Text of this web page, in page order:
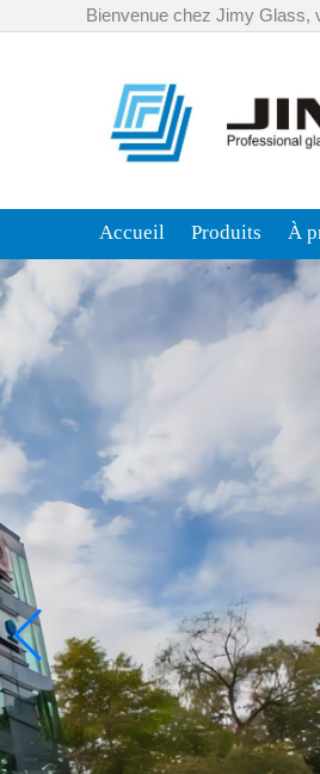
Bienvenue chez Jimy Glass,
Accueil Produits À